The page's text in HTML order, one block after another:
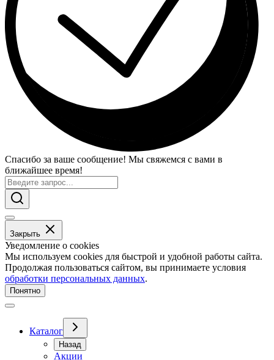
Спасибо за ваше сообщение! Мы свяжемся с вами в
ближайшее время!
Закрыть
Уведомление о cookies
Мы используем cookies для быстрой и удобной работы сайта.
Продолжая пользоваться сайтом, вы принимаете условия
обработки персональных данных.
Понятно
Каталог
Назад
Акции